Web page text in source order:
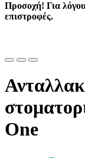
Προσοχή! Για
επιστροφές.
One